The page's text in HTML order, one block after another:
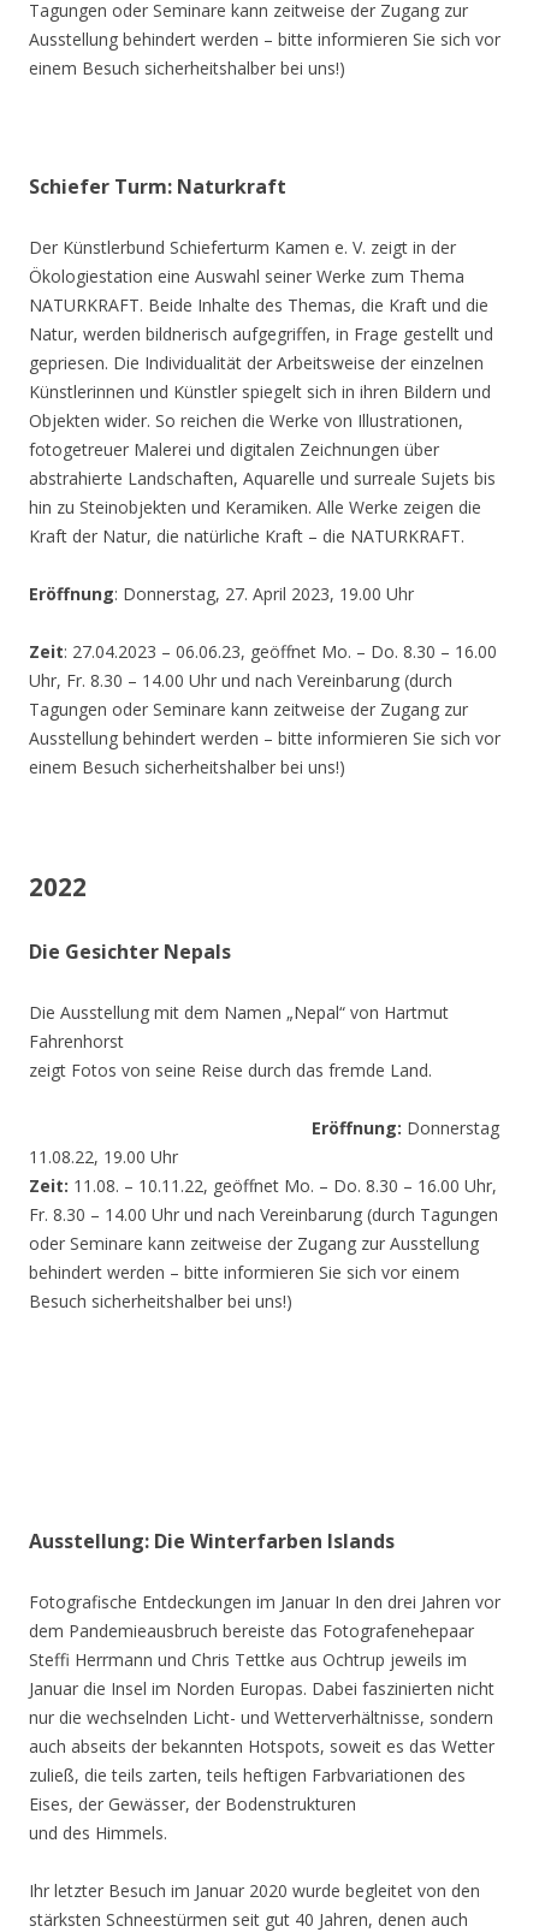
Tagungen oder Seminare kann zeitweise der Zugang zur
Ausstellung behindert werden – bitte informieren Sie sich vor
einem Besuch sicherheitshalber bei uns!)
Schiefer Turm: Naturkraft
Der Künstlerbund Schieferturm Kamen e. V. zeigt in der
Ökologiestation eine Auswahl seiner Werke zum Thema
NATURKRAFT. Beide Inhalte des Themas, die Kraft und die
Natur, werden bildnerisch aufgegriffen, in Frage gestellt und
gepriesen. Die Individualität der Arbeitsweise der einzelnen
Künstlerinnen und Künstler spiegelt sich in ihren Bildern und
Objekten wider. So reichen die Werke von Illustrationen,
fotogetreuer Malerei und digitalen Zeichnungen über
abstrahierte Landschaften, Aquarelle und surreale Sujets bis
hin zu Steinobjekten und Keramiken. Alle Werke zeigen die
Kraft der Natur, die natürliche Kraft – die NATURKRAFT.
Eröffnung: Donnerstag, 27. April 2023, 19.00 Uhr
Zeit: 27.04.2023 – 06.06.23, geöffnet Mo. – Do. 8.30 – 16.00
Uhr, Fr. 8.30 – 14.00 Uhr und nach Vereinbarung (durch
Tagungen oder Seminare kann zeitweise der Zugang zur
Ausstellung behindert werden – bitte informieren Sie sich vor
einem Besuch sicherheitshalber bei uns!)
2022
Die Gesichter Nepals
Die Ausstellung mit dem Namen „Nepal“ von Hartmut
Fahrenhorst
zeigt Fotos von seine Reise durch das fremde Land.
Eröffnung: Donnerstag
11.08.22, 19.00 Uhr
Zeit: 11.08. – 10.11.22, geöffnet Mo. – Do. 8.30 – 16.00 Uhr,
Fr. 8.30 – 14.00 Uhr und nach Vereinbarung (durch Tagungen
oder Seminare kann zeitweise der Zugang zur Ausstellung
behindert werden – bitte informieren Sie sich vor einem
Besuch sicherheitshalber bei uns!)
Ausstellung: Die Winterfarben Islands
Fotografische Entdeckungen im Januar In den drei Jahren vor
dem Pandemieausbruch bereiste das Fotografenehepaar
Steffi Herrmann und Chris Tettke aus Ochtrup jeweils im
Januar die Insel im Norden Europas. Dabei faszinierten nicht
nur die wechselnden Licht- und Wetterverhältnisse, sondern
auch abseits der bekannten Hotspots, soweit es das Wetter
zuließ, die teils zarten, teils heftigen Farbvariationen des
Eises, der Gewässer, der Bodenstrukturen
und des Himmels.
Ihr letzter Besuch im Januar 2020 wurde begleitet von den
stärksten Schneestürmen seit gut 40 Jahren, denen auch